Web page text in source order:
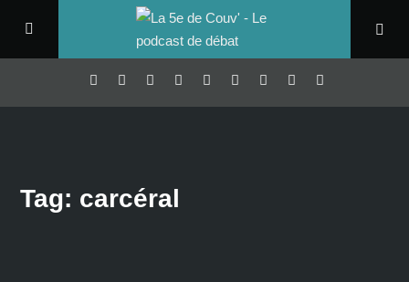
Tag: carcéral